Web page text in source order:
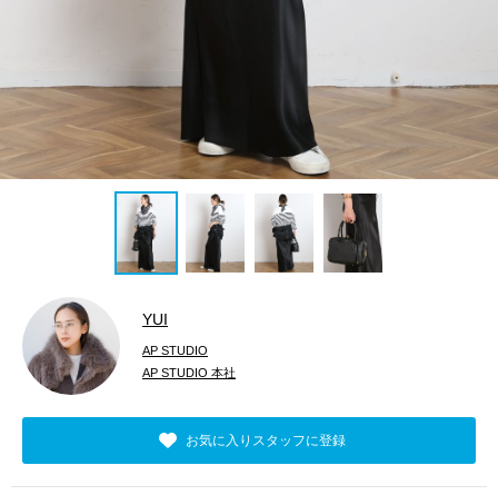
YUI
AP STUDIO
AP STUDIO 本社
お気に入りスタッフに登録